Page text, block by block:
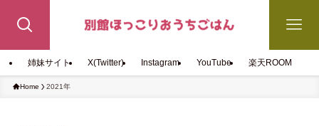
姉妹サイト X(Twitter) Instagram YouTube 楽天ROOM
Home 2021年